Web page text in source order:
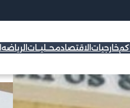
خارجيات الاقتصادمحــليــات الرياضه